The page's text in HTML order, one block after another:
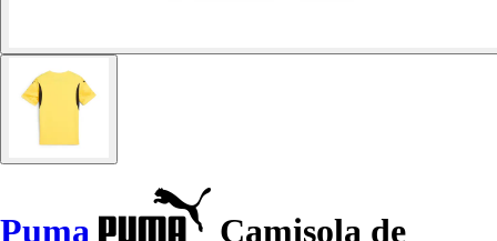
Puma
Camisola de